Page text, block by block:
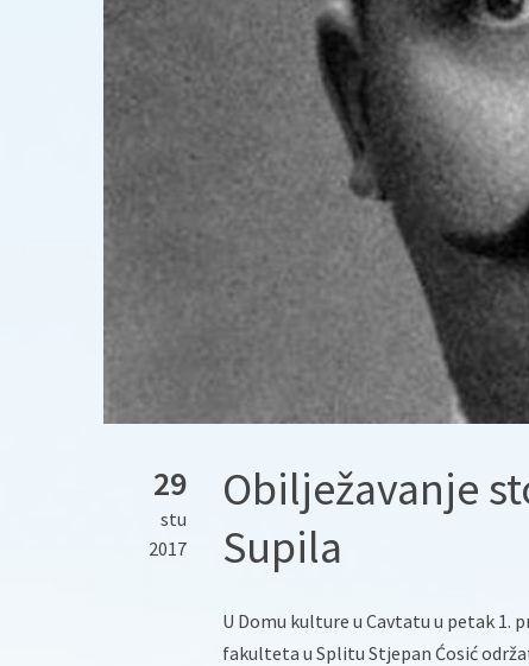
29
stu
2017
Obilježavanje
Supila
U Domu kulture u Cavtatu u petak 1.
fakulteta u Splitu Stjepan Ćosić